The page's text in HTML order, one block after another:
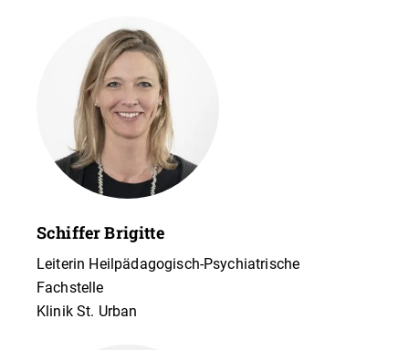
Schiffer Brigitte
Leiterin Heilpädagogisch-Psychiatrische
Fachstelle
Klinik St. Urban